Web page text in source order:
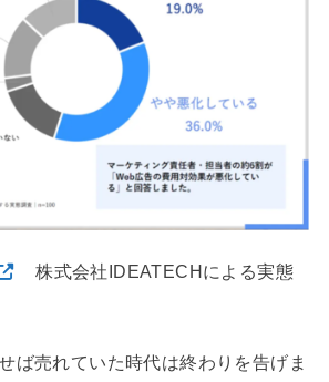
株式会社IDEATECHによる実態
ば売れていた時代は終わりを告げま